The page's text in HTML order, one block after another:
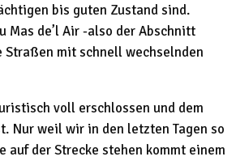
bis guten Zustand sind.
Mas de’l Air -also der Abschnitt
mit schnell wechselnden
voll erschlossen und dem
Nur weil wir in den letzten Tagen so
auf der Strecke stehen kommt einem